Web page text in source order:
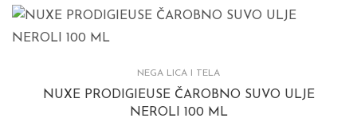
NEGA LICA I TELA
NUXE PRODIGIEUSE ČAROBNO SUVO ULJE
NEROLI 100 ML